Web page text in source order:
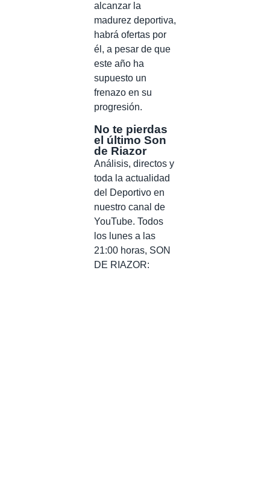
alcanzar la
madurez deportiva,
habrá ofertas por
él, a pesar de que
este año ha
supuesto un
frenazo en su
progresión.
No te pierdas
el último Son
de Riazor
Análisis, directos y
toda la actualidad
del Deportivo en
nuestro canal de
YouTube. Todos
los lunes a las
21:00 horas, SON
DE RIAZOR: